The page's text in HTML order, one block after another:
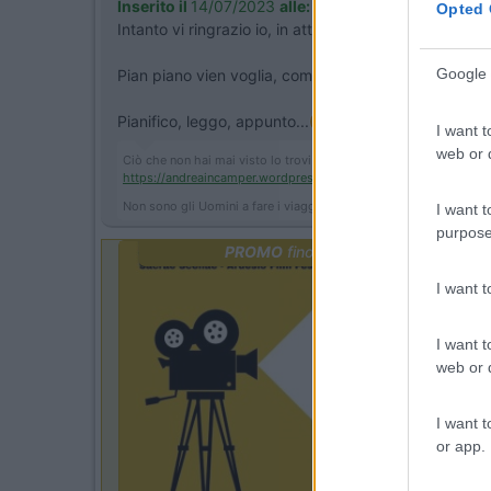
Opted
Google
I want
web or
I want
I want
I want
web or
I want
or app.
Inserito il 14/07/2023 alle:
Intanto vi ringrazio io, in attesa dell'autore del post,
Pian piano vien voglia, come sempre, leggendo i
Pianifico, leggo, appunto...
Ciò che non hai mai visto lo trovi dove non sei mai stato.
https://andreaincamper.wordpres...
Non sono gli Uomini a fare i viaggi, ma i viaggi a fare gli Uomini!
PROMOfino al 12/08/26